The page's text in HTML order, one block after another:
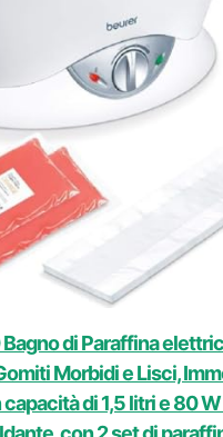
di Paraffina
Morbidi e Lisci,
di 1,5 litri e 80